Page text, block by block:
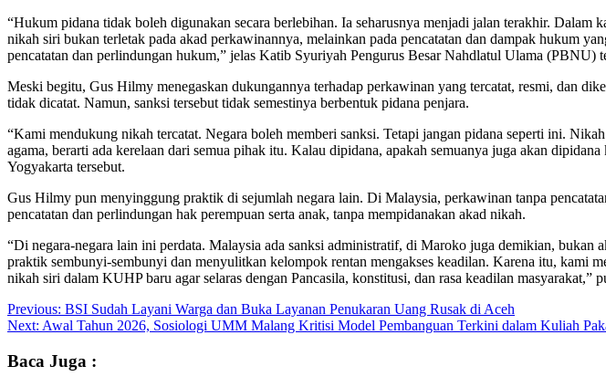
“Hukum pidana tidak boleh digunakan secara berlebihan. Ia seharusnya menjadi jalan terakhir. Dalam
nikah siri bukan terletak pada akad perkawinannya, melainkan pada pencatatan dan dampak hukum
pencatatan dan perlindungan hukum,” jelas Katib Syuriyah Pengurus Besar Nahdlatul Ulama (PBNU)
Meski begitu, Gus Hilmy menegaskan dukungannya terhadap perkawinan yang tercatat, resmi, dan
tidak dicatat. Namun, sanksi tersebut tidak semestinya berbentuk pidana penjara.
“Kami mendukung nikah tercatat. Negara boleh memberi sanksi. Tetapi jangan pidana seperti ini.
agama, berarti ada kerelaan dari semua pihak itu. Kalau dipidana, apakah semuanya juga akan
Yogyakarta tersebut.
Gus Hilmy pun menyinggung praktik di sejumlah negara lain. Di Malaysia, perkawinan tanpa
pencatatan dan perlindungan hak perempuan serta anak, tanpa mempidanakan akad nikah.
“Di negara-negara lain ini perdata. Malaysia ada sanksi administratif, di Maroko juga demikian,
praktik sembunyi-sembunyi dan menyulitkan kelompok rentan mengakses keadilan. Karena itu, kami
nikah siri dalam KUHP baru agar selaras dengan Pancasila, konstitusi, dan rasa keadilan masyarakat,”
Post
navigation
Previous: BSI Sudah Layani Warga dan Buka Layanan Penukaran Uang Rusak di Aceh
Next: Awal Tahun 2026, Sosiologi UMM Malang Kritisi Model Pembanguan Terkini dalam Kuliah
Baca Juga :